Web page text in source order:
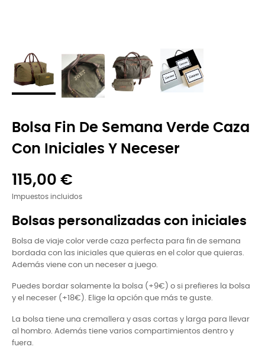
Bolsa Fin De Semana Verde Caza
Con Iniciales Y Neceser
115,00 €
Impuestos incluidos
Bolsas personalizadas con iniciales
Bolsa de viaje color verde caza perfecta para fin de semana
bordada con las iniciales que quieras en el color que quieras.
Además viene con un neceser a juego.
Puedes bordar solamente la bolsa (+9€) o si prefieres la bolsa
y el neceser (+18€). Elige la opción que más te guste.
La bolsa tiene una cremallera y asas cortas y larga para llevar
al hombro. Además tiene varios compartimientos dentro y
fuera.